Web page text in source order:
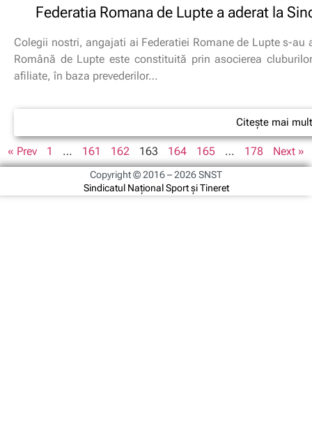
Federatia Romana de Lupte a aderat la
Colegii nostri, angajati ai Federatiei Romane de Lupte s-
Română de Lupte este constituită prin asocierea
afiliate, în baza prevederilor…
Citește mai mult
« Prev 1 … 161 162 163 164 165 … 178 Next »
Copyright © 2016 – 2026 SNST
Sindicatul Național Sport și Tineret